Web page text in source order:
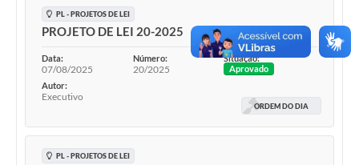
PL - PROJETOS DE LEI
PROJETO DE LEI 20-2025
Data:
07/08/2025
Número:
20/2025
Situação:
Aprovado
Autor:
Executivo
ORDEM DO DIA
PL - PROJETOS DE LEI